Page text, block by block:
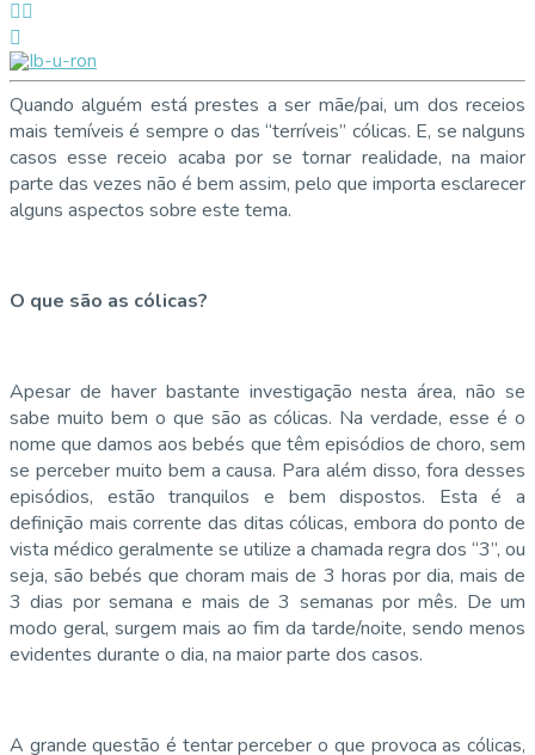
Quando alguém está prestes a ser mãe/pai, um dos receios
mais temíveis é sempre o das “terríveis” cólicas. E, se nalguns
casos esse receio acaba por se tornar realidade, na maior
parte das vezes não é bem assim, pelo que importa esclarecer
alguns aspectos sobre este tema.
O que são as cólicas?
Apesar de haver bastante investigação nesta área, não se
sabe muito bem o que são as cólicas. Na verdade, esse é o
nome que damos aos bebés que têm episódios de choro, sem
se perceber muito bem a causa. Para além disso, fora desses
episódios, estão tranquilos e bem dispostos. Esta é a
definição mais corrente das ditas cólicas, embora do ponto de
vista médico geralmente se utilize a chamada regra dos “3”, ou
seja, são bebés que choram mais de 3 horas por dia, mais de
3 dias por semana e mais de 3 semanas por mês. De um
modo geral, surgem mais ao fim da tarde/noite, sendo menos
evidentes durante o dia, na maior parte dos casos.
A grande questão é tentar perceber o que provoca as cólicas,